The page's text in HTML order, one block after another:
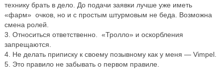
технику брать в дело. До подачи заявки лучше уже иметь
«фарм» очков, но и с простым штурмовым не беда. Возможна
смена ролей.
3. Относиться ответственно. «Тролло» и оскорбления
запрещаются.
4. Нe делать приписку к своему позывному как у меня — Vimpel.
5. Это правило не забывать о первом правиле.